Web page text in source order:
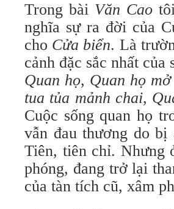
Trong bài Văn Caotôi
nghĩa sự ra đời của
cho Cửa biển. Là
cảnh đặc sắc nhất
Quan họ, Quan họ
tua tủa mảnh chai,
Cuộc sống quan họ
vẫn đau thương do
Tiên, tiên chỉ. Nhưng
phóng, đang trở lại
của tàn tích cũ, xâm